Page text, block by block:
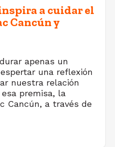
a cuidar el
Cancún y
apenas un
una reflexión
nuestra relación
premisa, la
Cancún, a través de